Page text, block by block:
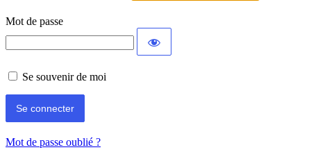
Mot de passe
Se souvenir de moi
Mot de passe oublié ?